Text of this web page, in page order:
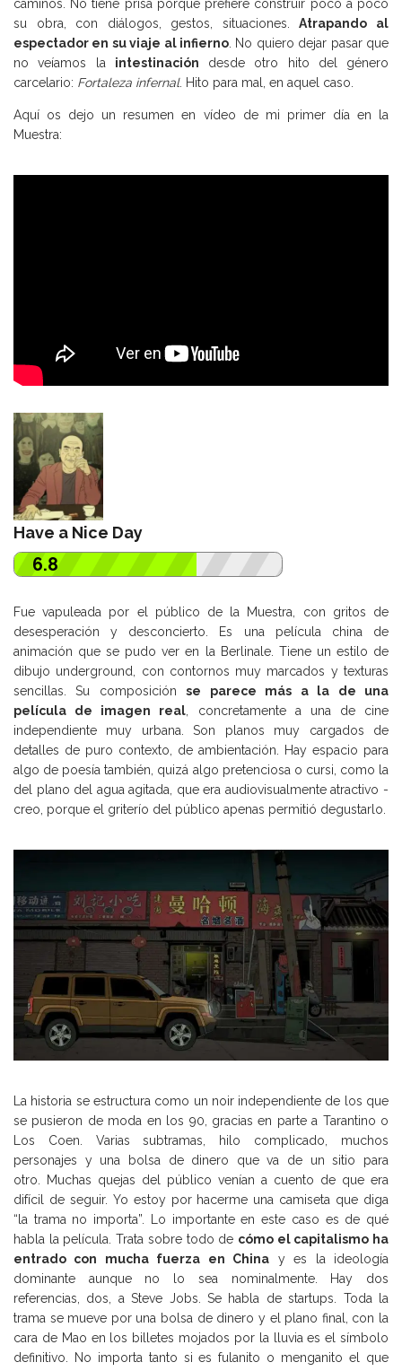
caminos. No tiene prisa porque prefiere construir poco a poco
su obra, con diálogos, gestos, situaciones.Atrapando al
espectador en su viaje al infierno . No quiero dejar pasar que
no veíamos la intestinación desde otro hito del género
carcelario: Fortaleza infernal. Hito para mal, en aquel caso.
Aquí os dejo un resumen en vídeo de mi primer día en la
Muestra:
Have a Nice Day
6.8
Fue vapuleada por el público de la Muestra, con gritos de
desesperación y desconcierto. Es una película china de
animación que se pudo ver en la Berlinale. Tiene un estilo de
dibujo underground, con contornos muy marcados y texturas
sencillas. Su composiciónse parece más a la de una
película de imagen real , concretamente a una de cine
independiente muy urbana. Son planos muy cargados de
detalles de puro contexto, de ambientación. Hay espacio para
algo de poesía también, quizá algo pretenciosa o cursi, como la
del plano del agua agitada, que era audiovisualmente atractivo -
creo, porque el griterío del público apenas permitió degustarlo.
La historia se estructura como un noir independiente de los que
se pusieron de moda en los 90, gracias en parte a Tarantino o
Los Coen. Varias subtramas, hilo complicado, muchos
personajes y una bolsa de dinero que va de un sitio para
otro. Muchas quejas del público venían a cuento de que era
difícil de seguir. Yo estoy por hacerme una camiseta que diga
“la trama no importa”. Lo importante en este caso es de qué
habla la película. Trata sobre todo de cómo el capitalismo ha
entrado con mucha fuerza en China y es la ideología
dominante aunque no lo sea nominalmente. Hay dos
referencias, dos, a Steve Jobs. Se habla de startups. Toda la
trama se mueve por una bolsa de dinero y el plano final, con la
cara de Mao en los billetes mojados por la lluvia es el símbolo
definitivo. No importa tanto si es fulanito o menganito el que